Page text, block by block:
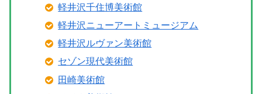
軽井沢千住博美術館
軽井沢ニューアートミュージアム
軽井沢ルヴァン美術館
セゾン現代美術館
田崎美術館